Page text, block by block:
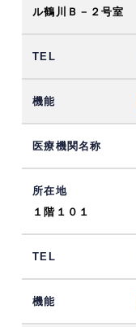
ル鶴川Ｂ－２号室
１階１０１